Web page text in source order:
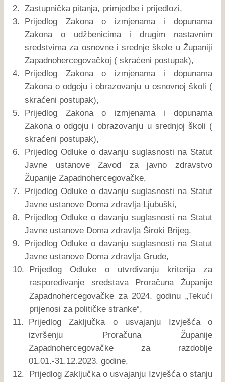
2. Zastupnička pitanja, primjedbe i prijedlozi,
3.
Prijedlog Zakona o izmjenama i dopunama
Zakona o udžbenicima i drugim nastavnim
sredstvima za osnovne i srednje škole u Županiji
Zapadnohercegovačkoj ( skraćeni postupak),
4.
Prijedlog Zakona o izmjenama i dopunama
Zakona o odgoju i obrazovanju u osnovnoj školi (
skraćeni postupak),
5.
Prijedlog Zakona o izmjenama i dopunama
Zakona o odgoju i obrazovanju u srednjoj školi (
skraćeni postupak),
6.
Prijedlog Odluke o davanju suglasnosti na Statut
Javne ustanove Zavod za javno zdravstvo
Županije Zapadnohercegovačke,
7.
Prijedlog Odluke o davanju suglasnosti na Statut
Javne ustanove Doma zdravlja Ljubuški,
8.
Prijedlog Odluke o davanju suglasnosti na Statut
Javne ustanove Doma zdravlja Široki Brijeg,
9.
Prijedlog Odluke o davanju suglasnosti na Statut
Javne ustanove Doma zdravlja Grude,
10.
Prijedlog Odluke o utvrđivanju kriterija za
raspoređivanje sredstava Proračuna Županije
Zapadnohercegovačke za 2024. godinu „Tekući
prijenosi za političke stranke“,
11.
Prijedlog Zaključka o usvajanju Izvješća o
izvršenju Proračuna Županije
Zapadnohercegovačke za razdoblje
01.01.-31.12.2023. godine,
12.
Prijedlog Zaključka o usvajanju Izvješća o stanju